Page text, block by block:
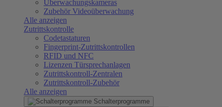
Überwachungskameras
Zubehör Videoüberwachung
Alle anzeigen
Zutrittskontrolle
Codetastaturen
Fingerprint-Zutrittskontrollen
RFID und NFC
Lizenzen Türsprechanlagen
Zutrittskontroll-Zentralen
Zutrittskontroll-Zubehör
Alle anzeigen
Schalterprogramme